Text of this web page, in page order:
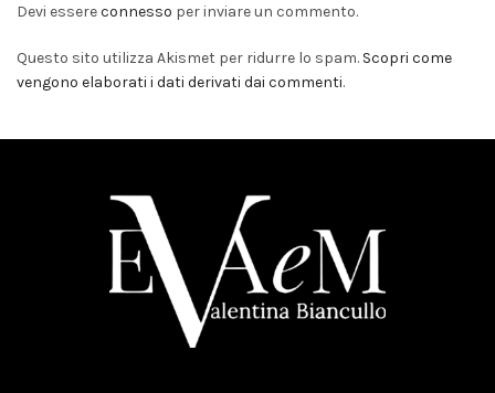
Devi essereconnesso per inviare un commento.
Questo sito utilizza Akismet per ridurre lo spam. Scopri come
vengono elaborati i dati derivati dai commenti.